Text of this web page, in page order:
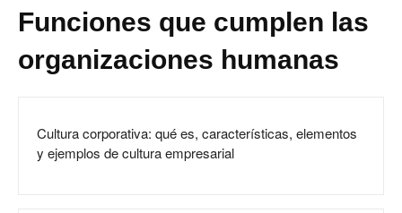
Funciones que cumplen las
organizaciones humanas
Cultura corporativa: qué es, características, elementos
y ejemplos de cultura empresarial